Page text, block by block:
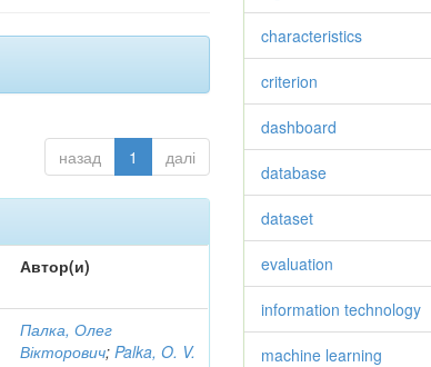
назад 1 далі
Автор(и)
Палка, Олег
Вікторович;Palka, O. V.
characteristics
criterion
dashboard
database
dataset
evaluation
information technology
machine learning